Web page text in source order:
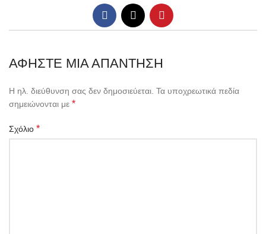
ΑΦΉΣΤΕ ΜΙΑ ΑΠΆΝΤΗΣΗ
Η ηλ. διεύθυνση σας δεν δημοσιεύεται. Τα υποχρεωτικά πεδία
σημειώνονται με *
Σχόλιο *